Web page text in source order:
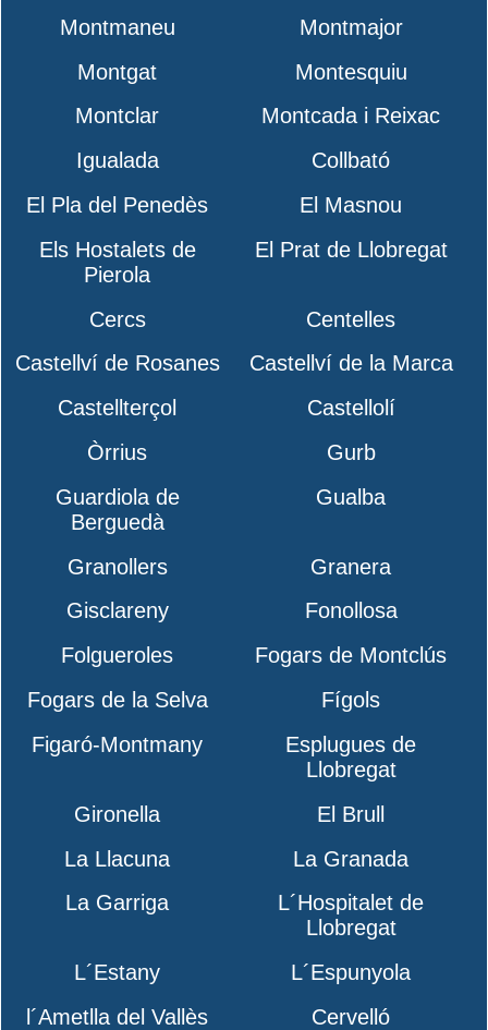
Montmaneu
Montmajor
Montgat
Montesquiu
Montclar
Montcada i Reixac
Igualada
Collbató
El Pla del Penedès
El Masnou
Els Hostalets de
Pierola
El Prat de Llobregat
Cercs
Centelles
Castellví de Rosanes
Castellví de la Marca
Castellterçol
Castellolí
Òrrius
Gurb
Guardiola de
Berguedà
Gualba
Granollers
Granera
Gisclareny
Fonollosa
Folgueroles
Fogars de Montclús
Fogars de la Selva
Fígols
Figaró-Montmany
Esplugues de
Llobregat
Gironella
El Brull
La Llacuna
La Granada
La Garriga
L´Hospitalet de
Llobregat
L´Estany
L´Espunyola
l´Ametlla del Vallès
Cervelló